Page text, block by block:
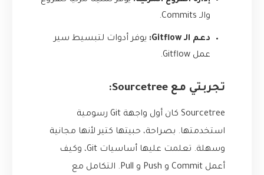
والـ Commits.
دعم الـ Gitflow:
يوفر أدوات لتبسيط سير
عمل Gitflow.
تجربتي مع Sourcetree:
Sourcetree كان أول واجهة Git رسومية
استخدمتها. بصراحة، حبيتها كتير لأنها مجانية
وسهلة. تعلمت عليها أساسيات Git، وكيف
أعمل Commit و Push و Pull. التكامل مع